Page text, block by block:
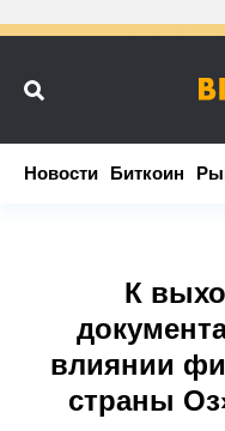
Новости Биткоин
Новости Биткоин
К
влиянии
страны